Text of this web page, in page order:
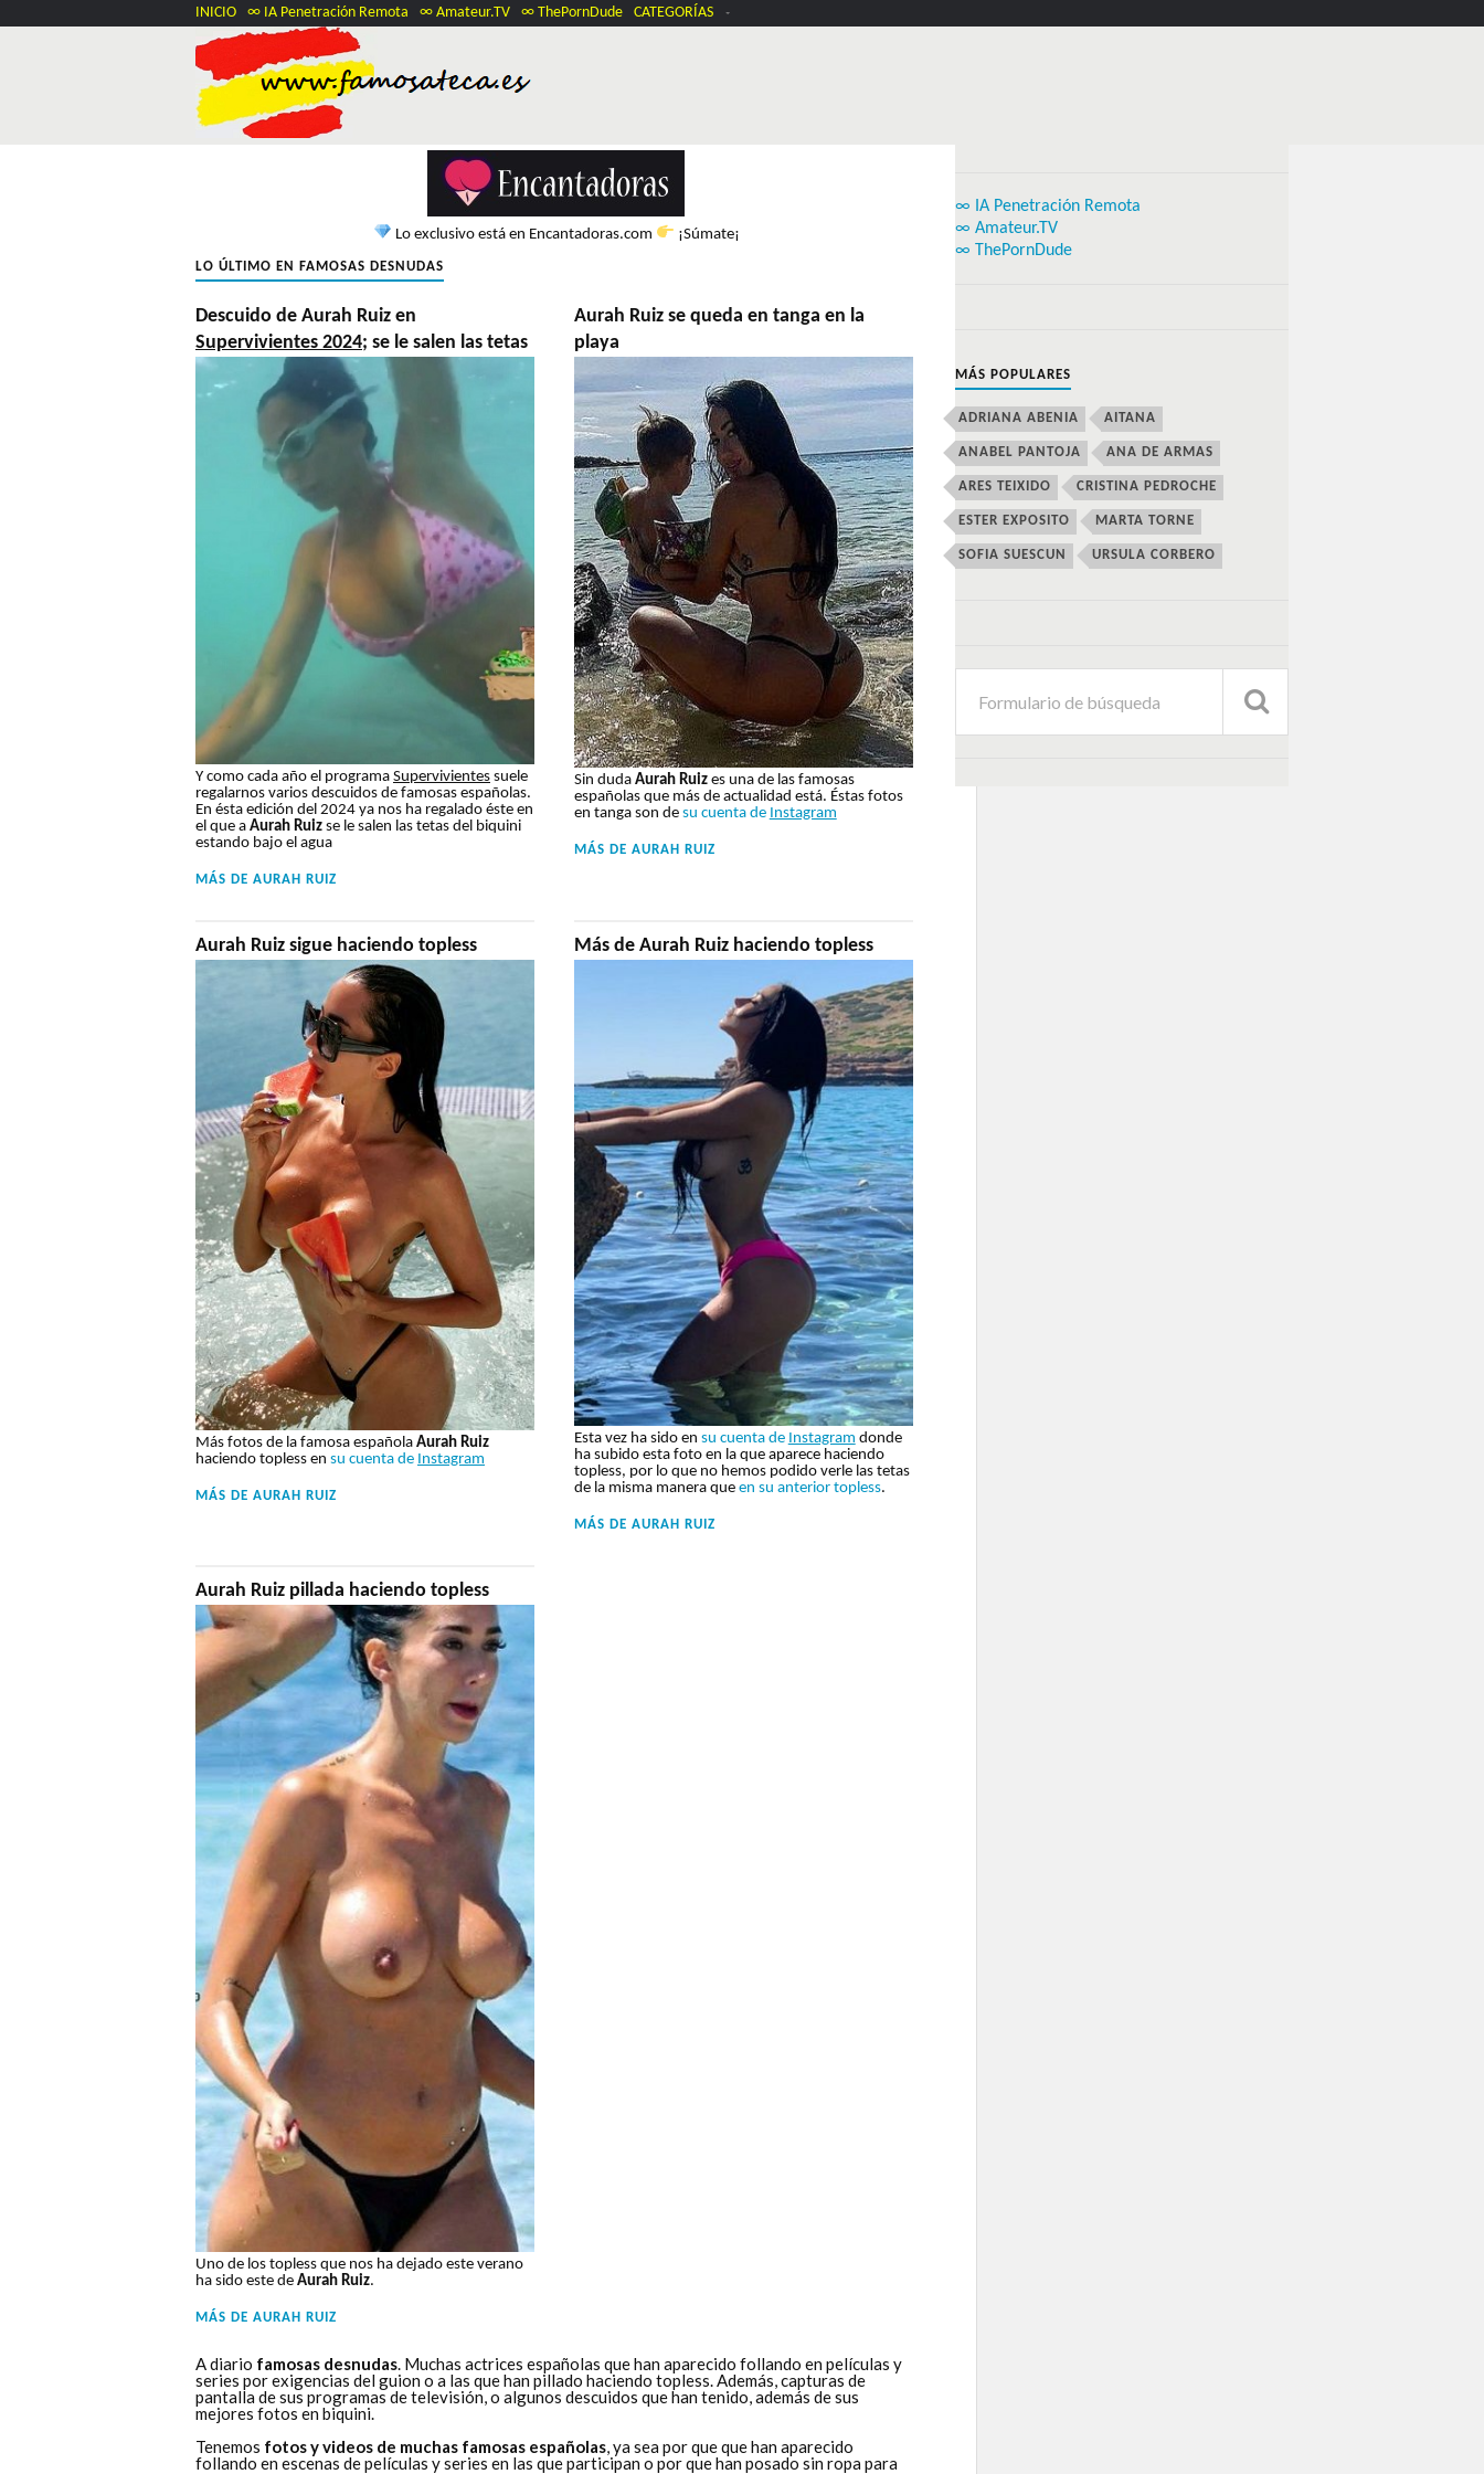
INICIO ∞ IA Penetración Remota ∞ Amateur.TV ∞ ThePornDude CATEGORÍAS
Lo exclusivo está en Encantadoras.com ¡Súmate¡
LO ÚLTIMO EN FAMOSAS DESNUDAS
Descuido de Aurah Ruiz en
Supervivientes 2024; se le salen las tetas
Y como cada año el programa Supervivientes suele
regalarnos varios descuidos de famosas españolas.
En ésta edición del 2024 ya nos ha regalado éste en
el que a Aurah Ruiz se le salen las tetas del biquini
estando bajo el agua
MÁS DE AURAH RUIZ
Aurah Ruiz se queda en tanga en la
playa
Sin duda Aurah Ruizes una de las famosas
españolas que más de actualidad está. Éstas fotos
en tanga son de su cuenta de Instagram
MÁS DE AURAH RUIZ
Aurah Ruiz sigue haciendo topless
Más fotos de la famosa española Aurah Ruiz
haciendo topless en su cuenta de Instagram
MÁS DE AURAH RUIZ
Más de Aurah Ruiz haciendo topless
Esta vez ha sido en su cuenta de Instagram donde
ha subido esta foto en la que aparece haciendo
topless, por lo que no hemos podido verle las tetas
de la misma manera que en su anterior topless.
MÁS DE AURAH RUIZ
Aurah Ruiz pillada haciendo topless
Uno de los topless que nos ha dejado este verano
ha sido este de Aurah Ruiz.
MÁS DE AURAH RUIZ
A diario famosas desnudas . Muchas actrices españolas que han aparecido follando en películas y
series por exigencias del guion o a las que han pillado haciendo topless. Además, capturas de
pantalla de sus programas de televisión, o algunos descuidos que han tenido, además de sus
mejores fotos en biquini.
Tenemos fotos y videos de muchas famosas españolas , ya sea por que que han aparecido
follando en escenas de películas y series en las que participan o por que han posado sin ropa para
∞ IA Penetración Remota
∞ Amateur.TV
∞ ThePornDude
MÁS POPULARES
ADRIANA ABENIA AITANA
ANABEL PANTOJA ANA DE ARMAS
ARES TEIXIDO CRISTINA PEDROCHE
ESTER EXPOSITO MARTA TORNE
SOFIA SUESCUN URSULA CORBERO